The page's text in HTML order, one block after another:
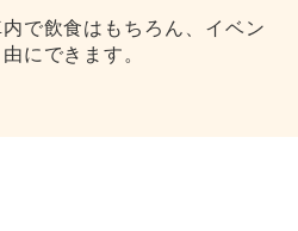
で飲食はもちろん、イベン
にできます。